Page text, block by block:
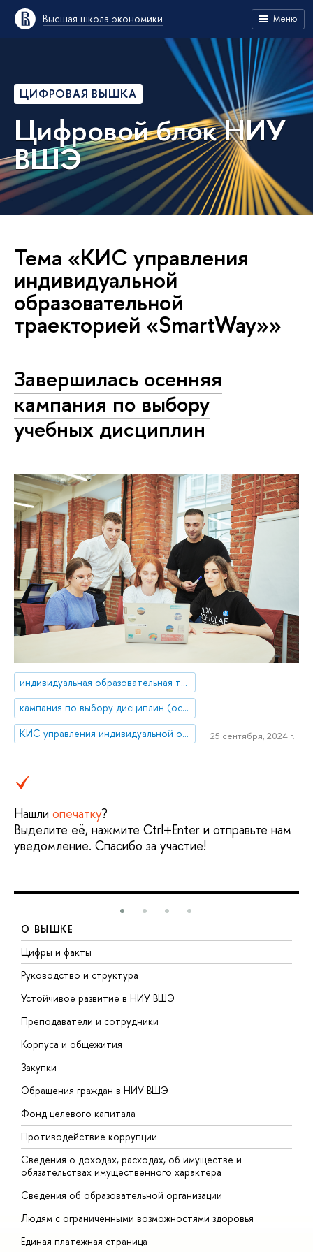
Высшая школа экономики Меню
ЦИФРОВАЯ ВЫШКА
Цифровой блок НИУ
ВШЭ
Тема «КИС управления
индивидуальной
образовательной
траекторией «SmartWay»»
Завершилась осенняя
кампания по выбору
учебных дисциплин
индивидуальная образовательная траектория
кампания по выбору дисциплин (осень 2024)
КИС управления индивидуальной образовательной траекторией «SmartWay»
25 сентября, 2024 г.
Нашли опечатку?
Выделите её, нажмите Ctrl+Enter и отправьте нам
уведомление. Спасибо за участие!
О ВЫШКЕ
Цифры и факты
Руководство и структура
Устойчивое развитие в НИУ ВШЭ
Преподаватели и сотрудники
Корпуса и общежития
Закупки
Обращения граждан в НИУ ВШЭ
Фонд целевого капитала
Противодействие коррупции
Сведения о доходах, расходах, об имуществе и
обязательствах имущественного характера
Сведения об образовательной организации
Людям с ограниченными возможностями здоровья
Единая платежная страница